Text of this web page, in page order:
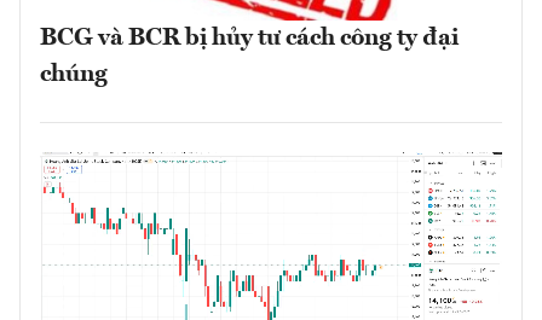
BCG và BCR bị hủy tư cách công ty đại
chúng